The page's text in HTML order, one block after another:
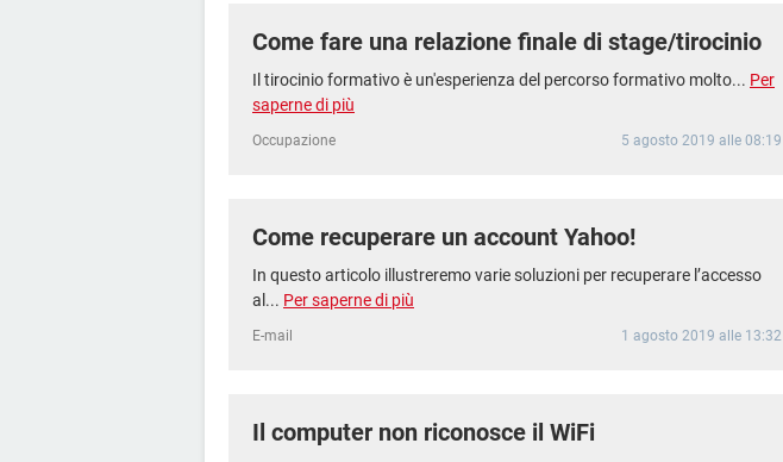
Come fare una relazione finale di stage/tirocinio
Il tirocinio formativo è un'esperienza del percorso formativo molto... Per
saperne di più
Occupazione 5 agosto 2019 alle 08:19
Come recuperare un account Yahoo!
In questo articolo illustreremo varie soluzioni per recuperare l’accesso
al... Per saperne di più
E-mail 1 agosto 2019 alle 13:32
Il computer non riconosce il WiFi